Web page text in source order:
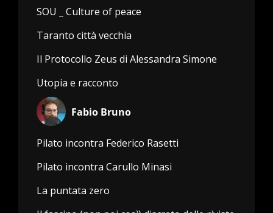
SOU _ Culture of peace
Taranto città vecchia
Il Protocollo Zeus di Alessandra Simone
Utopia e racconto
Fabio Bruno
Pilato incontra Federico Rasetti
Pilato incontra Carullo Minasi
La puntata zero